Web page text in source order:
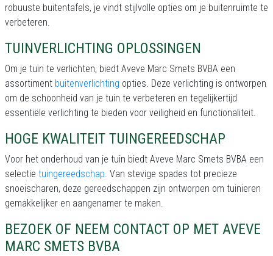
robuuste buitentafels, je vindt stijlvolle opties om je buitenruimte te
verbeteren.
TUINVERLICHTING OPLOSSINGEN
Om je tuin te verlichten, biedt Aveve Marc Smets BVBA een
assortiment buitenverlichting opties. Deze verlichting is ontworpen
om de schoonheid van je tuin te verbeteren en tegelijkertijd
essentiële verlichting te bieden voor veiligheid en functionaliteit.
HOGE KWALITEIT TUINGEREEDSCHAP
Voor het onderhoud van je tuin biedt Aveve Marc Smets BVBA een
selectie tuingereedschap. Van stevige spades tot precieze
snoeischaren, deze gereedschappen zijn ontworpen om tuinieren
gemakkelijker en aangenamer te maken.
BEZOEK OF NEEM CONTACT OP MET AVEVE
MARC SMETS BVBA